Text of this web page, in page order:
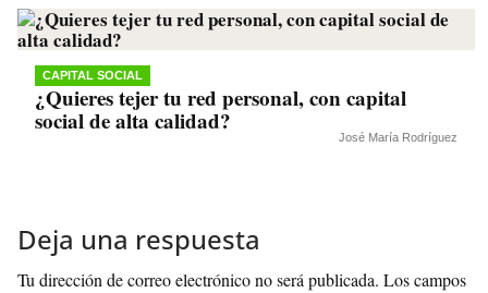
CAPITAL SOCIAL
¿Quieres tejer tu red personal, con capital
social de alta calidad?
José María Rodríguez
Deja una respuesta
Tu dirección de correo electrónico no será publicada. Los campos